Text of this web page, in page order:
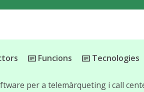
Funcions Tecnologies
per a telemàrqueting i call